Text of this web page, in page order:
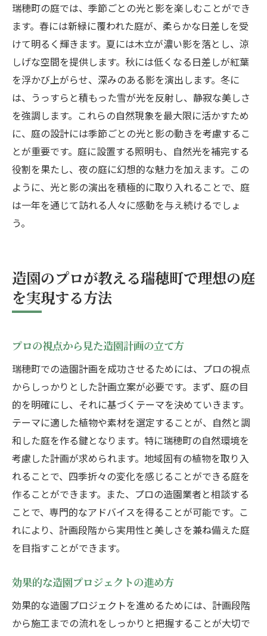
瑞穂町の庭では、季節ごとの光と影を楽しむことができ
ます。春には新緑に覆われた庭が、柔らかな日差しを受
けて明るく輝きます。夏には木立が濃い影を落とし、涼
しげな空間を提供します。秋には低くなる日差しが紅葉
を浮かび上がらせ、深みのある影を演出します。冬に
は、うっすらと積もった雪が光を反射し、静寂な美しさ
を強調します。これらの自然現象を最大限に活かすため
に、庭の設計には季節ごとの光と影の動きを考慮するこ
とが重要です。庭に設置する照明も、自然光を補完する
役割を果たし、夜の庭に幻想的な魅力を加えます。この
ように、光と影の演出を積極的に取り入れることで、庭
は一年を通じて訪れる人々に感動を与え続けるでしょ
う。
造園のプロが教える瑞穂町で理想の庭
を実現する方法
プロの視点から見た造園計画の立て方
瑞穂町での造園計画を成功させるためには、プロの視点
からしっかりとした計画立案が必要です。まず、庭の目
的を明確にし、それに基づくテーマを決めていきます。
テーマに適した植物や素材を選定することが、自然と調
和した庭を作る鍵となります。特に瑞穂町の自然環境を
考慮した計画が求められます。地域固有の植物を取り入
れることで、四季折々の変化を感じることができる庭を
作ることができます。また、プロの造園業者と相談する
ことで、専門的なアドバイスを得ることが可能です。こ
れにより、計画段階から実用性と美しさを兼ね備えた庭
を目指すことができます。
効果的な造園プロジェクトの進め方
効果的な造園プロジェクトを進めるためには、計画段階
から施工までの流れをしっかりと把握することが大切で